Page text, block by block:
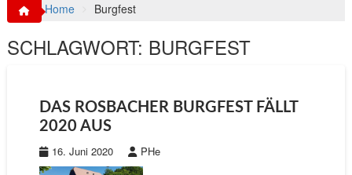
Home Burgfest
SCHLAGWORT: BURGFEST
DAS ROSBACHER BURGFEST FÄLLT
2020 AUS
16. Juni 2020 PHe